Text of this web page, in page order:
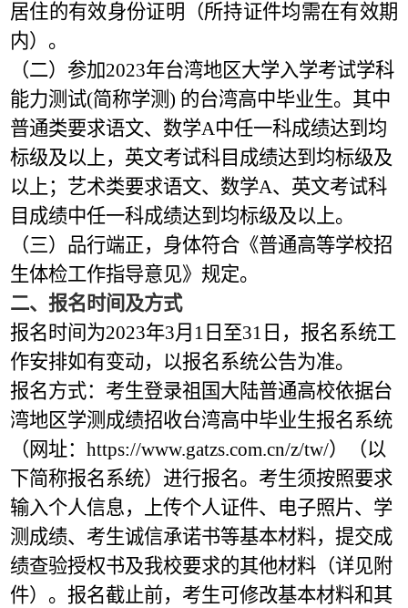
居住的有效身份证明（所持证件均需在有效期
内）。
（二）参加2023年台湾地区大学入学考试学科
能力测试(简称学测) 的台湾高中毕业生。其中
普通类要求语文、数学A中任一科成绩达到均
标级及以上，英文考试科目成绩达到均标级及
以上；艺术类要求语文、数学A、英文考试科
目成绩中任一科成绩达到均标级及以上。
（三）品行端正，身体符合《普通高等学校招
生体检工作指导意见》规定。
二、报名时间及方式
报名时间为2023年3月1日至31日，报名系统工
作安排如有变动，以报名系统公告为准。
报名方式：考生登录祖国大陆普通高校依据台
湾地区学测成绩招收台湾高中毕业生报名系统
（网址：https://www.gatzs.com.cn/z/tw/）（以
下简称报名系统）进行报名。考生须按照要求
输入个人信息，上传个人证件、电子照片、学
测成绩、考生诚信承诺书等基本材料，提交成
绩查验授权书及我校要求的其他材料（详见附
件）。报名截止前，考生可修改基本材料和其